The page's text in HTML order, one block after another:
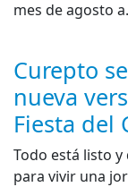
mes de agosto
Curepto
nueva
Fiesta del
Todo está listo
para vivir una